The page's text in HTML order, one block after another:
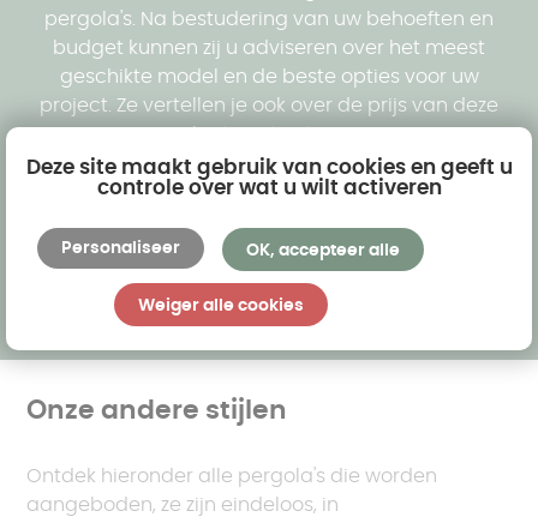
Bij Akena bieden we ude mogelijkheid om uw
moderne pergola aan te passen met behulp van
meerdere opties:
pergola's. Na bestudering van uw behoeften en
budget kunnen zij u adviseren over het meest
geschikte model en de beste opties voor uw
project. Ze vertellen je ook over de prijs van deze
Gratis offerte
Onze andere stijlen
Ontdek hieronder alle pergola's die worden
aangeboden, ze zijn eindeloos, in
Deze site maakt gebruik van cookies en geeft u
controle over wat u wilt activeren
OK, accepteer alle
Weiger alle cookies
Personaliseer